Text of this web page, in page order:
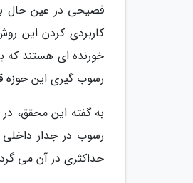
فصیحی در عین حال با
کاربردی کردن این
خورنده ای هستند که
رسوب گیری این حوزه
به گفته این محقق،
رسوب در جدار
حداکثری در آن می